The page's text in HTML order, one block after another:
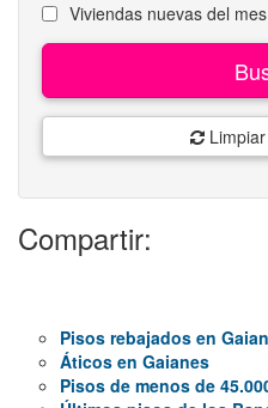
Viviendas nuevas del mes
Limpiar
Compartir:
Pisos rebajados en
Áticos en Gaianes
Pisos de menos de